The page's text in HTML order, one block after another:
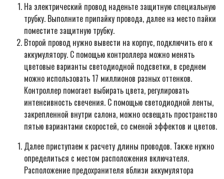
На электрический провод наденьте защитную специальную
трубку. Выполните припайку провода, далее на место пайки
поместите защитную трубку.
Второй провод нужно вывести на корпус, подключить его к
аккумулятору. С помощью контроллера можно менять
цветовые варианты светодиодной подсветки, в среднем
можно использовать 17 миллионов разных оттенков.
Контроллер помогает выбирать цвета, регулировать
интенсивность свечения. С помощью светодиодной ленты,
закрепленной внутри салона, можно освещать пространство
пятью вариантами скоростей, со сменой эффектов и цветов.
Далее приступаем к расчету длины проводов. Также нужно
определиться с местом расположения включателя.
Расположение предохранителя вблизи аккумулятора